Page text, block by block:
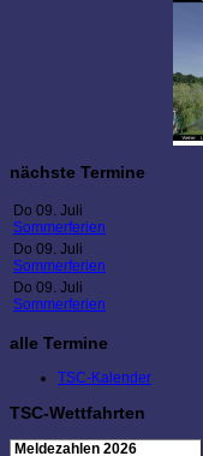
nächste Termine
Do 09. Juli
Sommerferien
Do 09. Juli
Sommerferien
Do 09. Juli
Sommerferien
alle Termine
TSC-Kalender
TSC-Wettfahrten
Meldezahlen 2026